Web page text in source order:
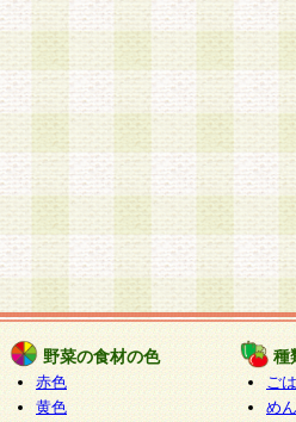
野菜の食材の色
赤色
黄色
種
ご
めん